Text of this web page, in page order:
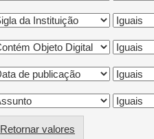
Retornar valores